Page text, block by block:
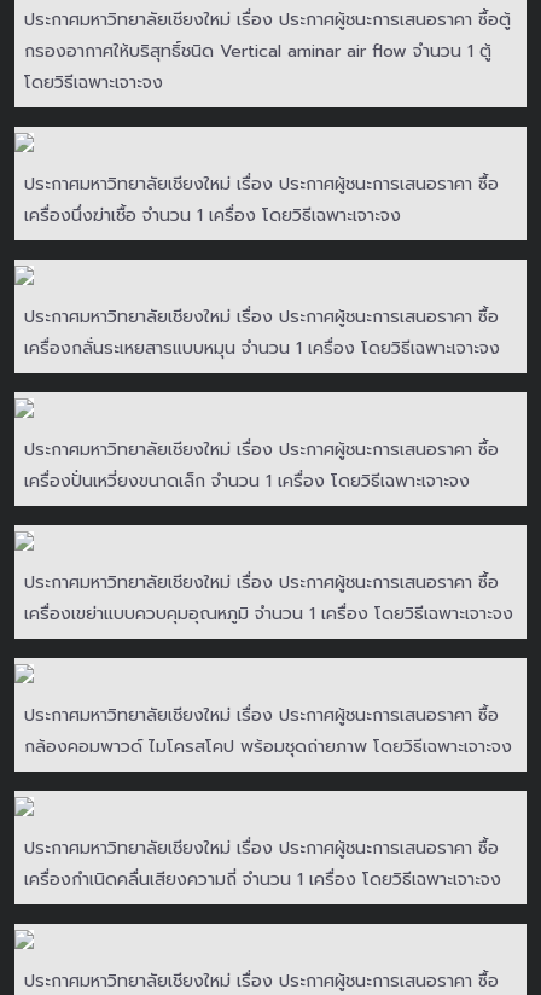
ประกาศมหาวิทยาลัยเชียงใหม่ เรื่อง ประกาศผู้ชนะการเสนอราคา ซื้อตู้
กรองอากาศให้บริสุทธิ์ชนิด Vertical aminar air flow จำนวน 1 ตู้
โดยวิธีเฉพาะเจาะจง
ประกาศมหาวิทยาลัยเชียงใหม่ เรื่อง ประกาศผู้ชนะการเสนอราคา ซื้อ
เครื่องนึ่งฆ่าเชื้อ จำนวน 1 เครื่อง โดยวิธีเฉพาะเจาะจง
ประกาศมหาวิทยาลัยเชียงใหม่ เรื่อง ประกาศผู้ชนะการเสนอราคา ซื้อ
เครื่องกลั่นระเหยสารแบบหมุน จำนวน 1 เครื่อง โดยวิธีเฉพาะเจาะจง
ประกาศมหาวิทยาลัยเชียงใหม่ เรื่อง ประกาศผู้ชนะการเสนอราคา ซื้อ
เครื่องปั่นเหวี่ยงขนาดเล็ก จำนวน 1 เครื่อง โดยวิธีเฉพาะเจาะจง
ประกาศมหาวิทยาลัยเชียงใหม่ เรื่อง ประกาศผู้ชนะการเสนอราคา ซื้อ
เครื่องเขย่าแบบควบคุมอุณหภูมิ จำนวน 1 เครื่อง โดยวิธีเฉพาะเจาะจง
ประกาศมหาวิทยาลัยเชียงใหม่ เรื่อง ประกาศผู้ชนะการเสนอราคา ซื้อ
กล้องคอมพาวด์ ไมโครสโคป พร้อมชุดถ่ายภาพ โดยวิธีเฉพาะเจาะจง
ประกาศมหาวิทยาลัยเชียงใหม่ เรื่อง ประกาศผู้ชนะการเสนอราคา ซื้อ
เครื่องกำเนิดคลื่นเสียงความถี่ จำนวน 1 เครื่อง โดยวิธีเฉพาะเจาะจง
ประกาศมหาวิทยาลัยเชียงใหม่ เรื่อง ประกาศผู้ชนะการเสนอราคา ซื้อ